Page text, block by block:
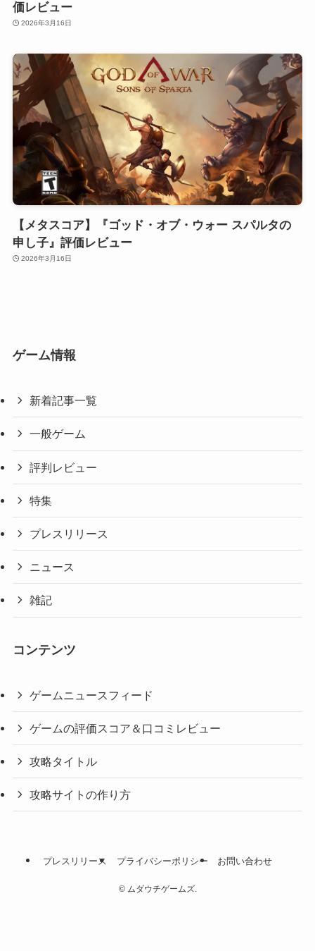
価レビュー
2026年3月16日
【メタスコア】『ゴッド・オブ・ウォー スパルタの
申し子』評価レビュー
2026年3月16日
ゲーム情報
新着記事一覧
一般ゲーム
評判レビュー
特集
プレスリリース
ニュース
雑記
コンテンツ
ゲームニュースフィード
ゲームの評価スコア＆口コミレビュー
攻略タイトル
攻略サイトの作り方
プレスリリース プライバシーポリシー お問い合わせ
©ムダウチゲームズ.